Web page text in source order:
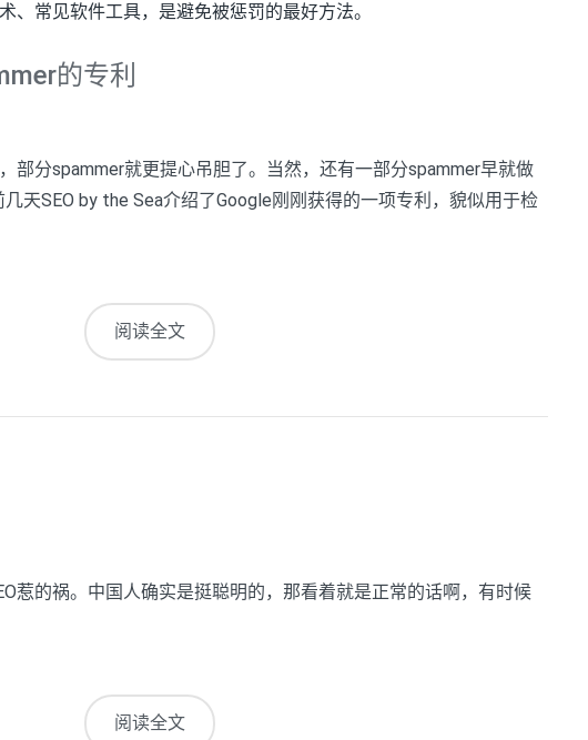
、常见软件工具，是避免被惩罚的最好方法。
的专利
部分spammer就更提心吊胆了。当然，还有一部分spammer早就做
天SEO by the Sea介绍了Google刚刚获得的一项专利，貌似用于检
阅读全文
惹的祸。中国人确实是挺聪明的，那看着就是正常的话啊，有时候
阅读全文